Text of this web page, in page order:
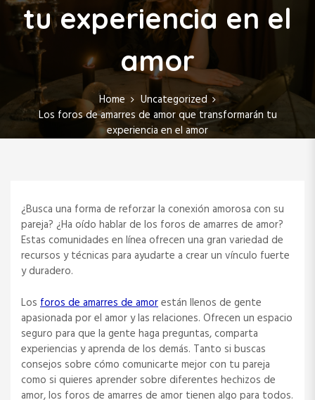
tu experiencia en el
amor
Home
Uncategorized
Los foros de amarres de amor que transformarán tu
experiencia en el amor
¿Busca una forma de reforzar la conexión amorosa con su
pareja? ¿Ha oído hablar de los foros de amarres de amor?
Estas comunidades en línea ofrecen una gran variedad de
recursos y técnicas para ayudarte a crear un vínculo fuerte
y duradero.
Los foros de amarres de amorestán llenos de gente
apasionada por el amor y las relaciones. Ofrecen un espacio
seguro para que la gente haga preguntas, comparta
experiencias y aprenda de los demás. Tanto si buscas
consejos sobre cómo comunicarte mejor con tu pareja
como si quieres aprender sobre diferentes hechizos de
amor, los foros de amarres de amor tienen algo para todos.